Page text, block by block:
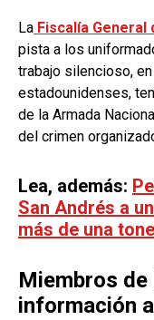
La Fiscalía General
pista a los
trabajo silencioso,
estadounidenses,
de la Armada
del crimen
Lea, además:
San Andrés a
más de una
Miembros de
información